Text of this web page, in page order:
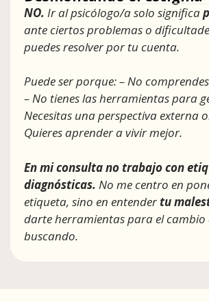
NO. Ir al psicólogo/a solo significa
ante ciertos problemas o
puedes resolver por tu cuenta.
Puede ser porque: – No
– No tienes las herramientas para
Necesitas una perspectiva externa
Quieres aprender a vivir mejor.
En mi consulta no trabajo con
diagnósticas. No me centro en
etiqueta, sino en entender tu
darte herramientas para el cambio
buscando.